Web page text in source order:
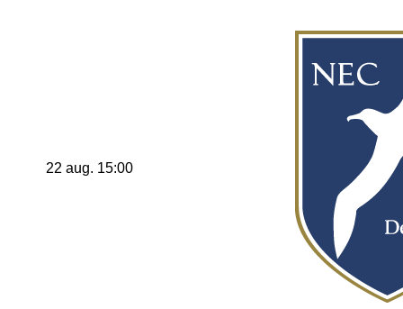
22 aug. 15:00